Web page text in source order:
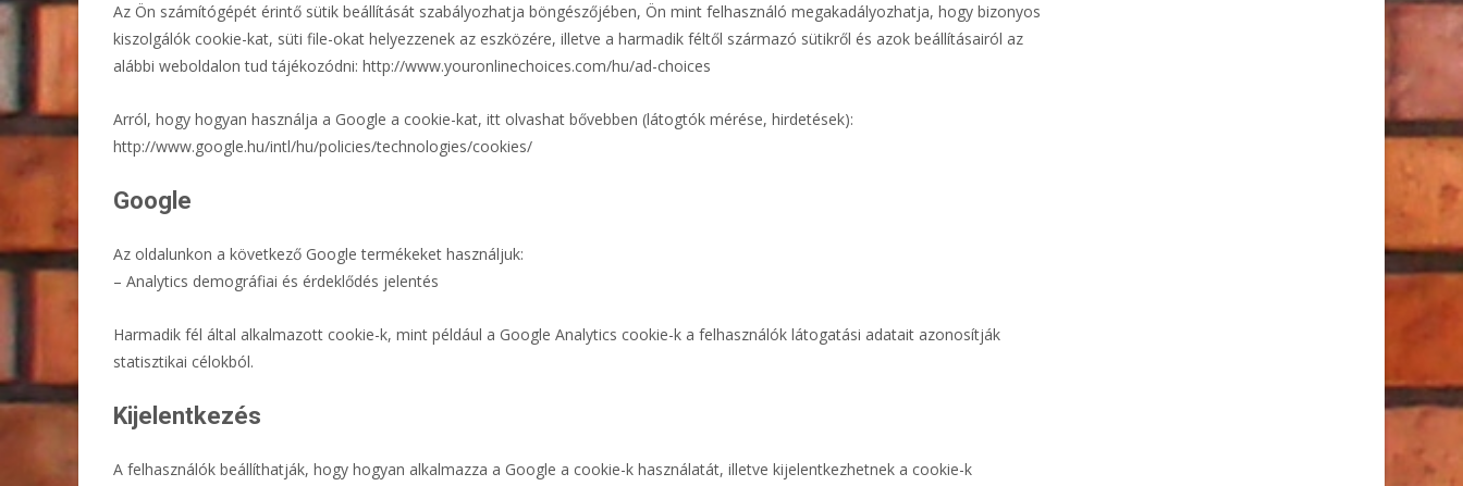
Az Ön számítógépét érintő sütik beállítását szabályozhatja böngészőjében, Ön mint felhasználó megakadályozhatja, hogy bizonyos
kiszolgálók cookie-kat, süti file-okat helyezzenek az eszközére, illetve a harmadik féltől származó sütikről és azok beállításairól az
alábbi weboldalon tud tájékozódni: http://www.youronlinechoices.com/hu/ad-choices
Arról, hogy hogyan használja a Google a cookie-kat, itt olvashat bővebben (látogtók mérése, hirdetések):
http://www.google.hu/intl/hu/policies/technologies/cookies/
Google
Az oldalunkon a következő Google termékeket használjuk:
– Analytics demográfiai és érdeklődés jelentés
Harmadik fél által alkalmazott cookie-k, mint például a Google Analytics cookie-k a felhasználók látogatási adatait azonosítják
statisztikai célokból.
Kijelentkezés
A felhasználók beállíthatják, hogy hogyan alkalmazza a Google a cookie-k használatát, illetve kijelentkezhetnek a cookie-k